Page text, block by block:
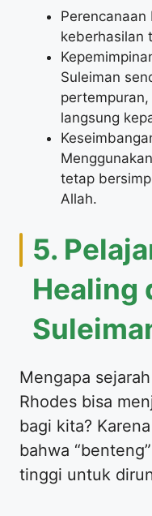
keberhasilan
Suleiman
langsung
tetap
Allah.
5.
Healing
Mengapa
Rhodes bisa
bagi kita?
bahwa
tinggi untuk